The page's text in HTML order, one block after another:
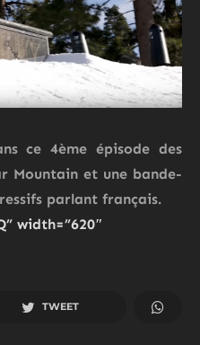
ce 4ème épisode des
Mountain et une bande-
parlant français.
width=”620″
TWEET